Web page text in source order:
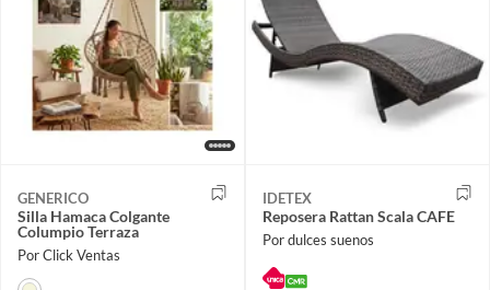
GENERICO
Silla Hamaca Colgante
Columpio Terraza
Por Click Ventas
IDETEX
Reposera Rattan Scala CAFE
Por dulces suenos